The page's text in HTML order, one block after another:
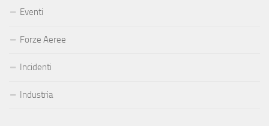
Eventi
Forze Aeree
Incidenti
Industria